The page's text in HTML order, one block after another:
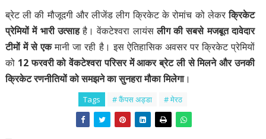
ब्रेट ली की मौजूदगी और लीजेंड लीग क्रिकेट के रोमांच को लेकरक्रिकेट
प्रेमियों में भारी उत्साहहै। वेंकटेश्वरा लायंसलीग की सबसे मजबूत दावेदार
टीमों में से एकमानी जा रही है। इस ऐतिहासिक अवसर पर क्रिकेट प्रेमियों
को 12 फरवरी को वेंकटेश्वरा परिसर में आकर ब्रेट ली से मिलने और उनकी
क्रिकेट रणनीतियों को समझने का सुनहरा मौका मिलेगा।
Tags # कैंपस अड्डा # मेरठ